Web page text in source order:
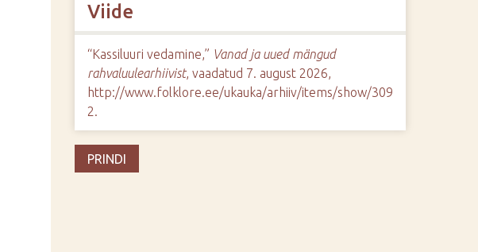
Viide
“Kassiluuri vedamine,” Vanad ja uued mängud
rahvaluulearhiivist, vaadatud 7. august 2026,
http://www.folklore.ee/ukauka/arhiiv/items/show/309
2.
PRINDI